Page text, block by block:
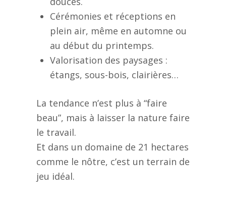
Cérémonies et réceptions en
plein air, même en automne ou
au début du printemps.
Valorisation des paysages :
étangs, sous-bois, clairières…
La tendance n’est plus à “faire
beau”, mais à laisser la nature faire
le travail.
Et dans un domaine de 21 hectares
comme le nôtre, c’est un terrain de
jeu idéal.